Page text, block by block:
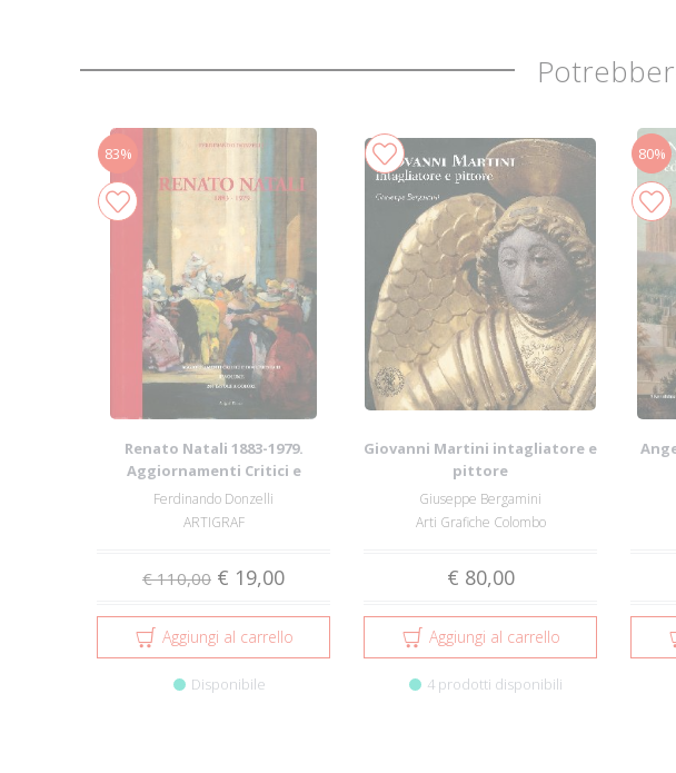
83%
Renato Natali 1883-1979.
Aggiornamenti Critici e
Documentari con ...
Ferdinando Donzelli
ARTIGRAF
€ 110,00 € 19,00
Aggiungi al carrello
Disponibile
Giovanni Martini intagliatore e
pittore
Giuseppe Bergamini
Arti Grafiche Colombo
€ 80,00
Aggiungi al carrello
4 prodotti disponibili
80%